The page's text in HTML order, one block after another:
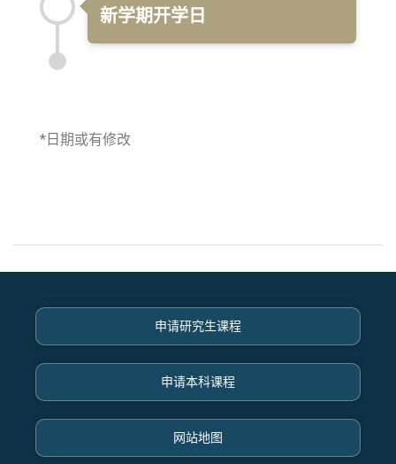
新学期开学日
*日期或有修改
申请研究生课程
申请本科课程
网站地图